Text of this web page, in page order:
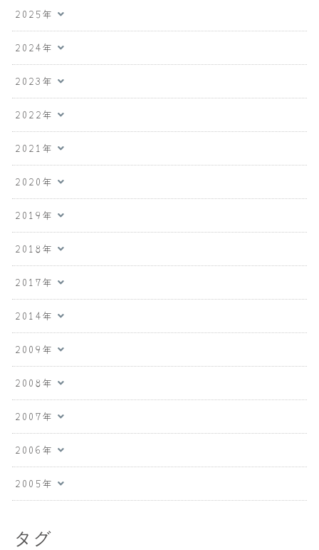
2025年
2024年
2023年
2022年
2021年
2020年
2019年
2018年
2017年
2014年
2009年
2008年
2007年
2006年
2005年
タグ